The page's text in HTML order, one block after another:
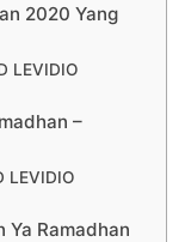
2020 Yang
LEVIDIO
–
LEVIDIO
Ya Ramadhan